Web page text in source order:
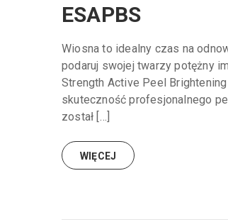
ESAPBS
Wiosna to idealny czas na
podaruj swojej twarzy potężny
Strength Active Peel
skuteczność profesjonalnego
został […]
WIĘCEJ